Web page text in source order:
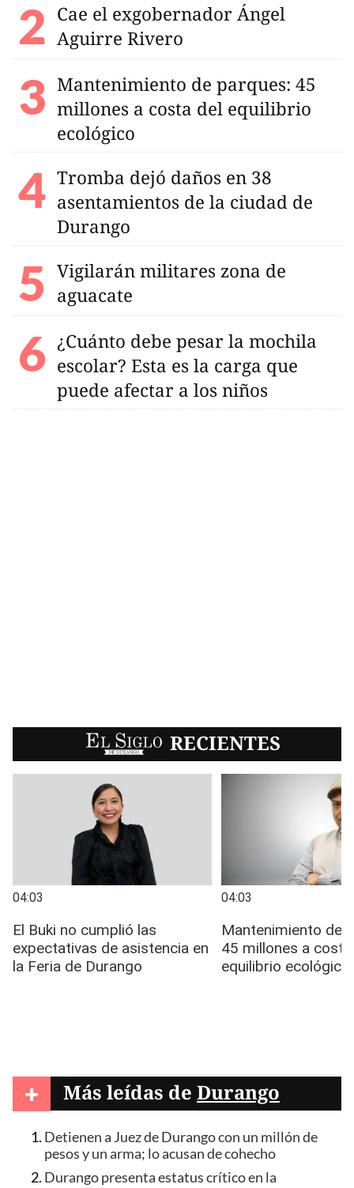
Cae el exgobernador Ángel
Aguirre Rivero
Mantenimiento de parques: 45
millones a costa del equilibrio
ecológico
Tromba dejó daños en 38
asentamientos de la ciudad de
Durango
Vigilarán militares zona de
aguacate
¿Cuánto debe pesar la mochila
escolar? Esta es la carga que
puede afectar a los niños
EL SIGLO RECIENTES
+ Más leídas de Durango
Detienen a Juez de Durango con un millón de
pesos y un arma; lo acusan de cohecho
Durango presenta estatus crítico en la